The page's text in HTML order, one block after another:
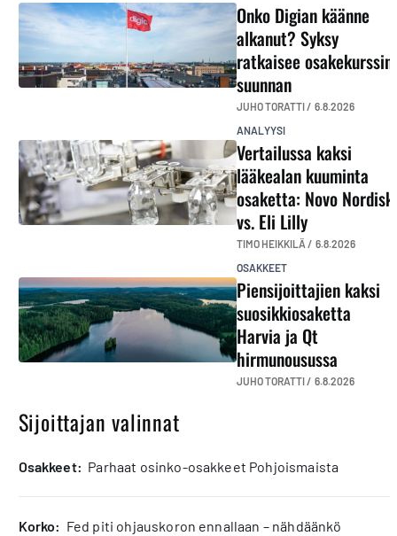
Onko Digian käänne
alkanut? Syksy
ratkaisee osakekurssin
suunnan
JUHO TORATTI / 6.8.2026
ANALYYSI
Vertailussa kaksi
lääkealan kuuminta
osaketta: Novo Nordisk
vs. Eli Lilly
TIMO HEIKKILÄ / 6.8.2026
OSAKKEET
Piensijoittajien kaksi
suosikkiosaketta
Harvia ja Qt
hirmunousussa
JUHO TORATTI / 6.8.2026
Sijoittajan valinnat
osakkeet: Parhaat osinko-osakkeet Pohjoismaista
korko: Fed piti ohjauskoron ennallaan – nähdäänkö